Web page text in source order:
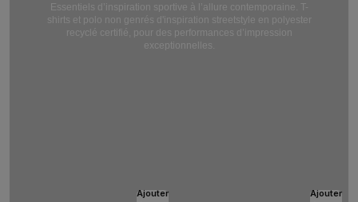
Essentiels d’inspiration sportive à l’allure contemporaine. T-
shirts et polo non genrés d'inspiration streetstyle en polyester
recyclé certifié, pour des performances d’impression
exceptionnelles.
Ajouter
Ajouter